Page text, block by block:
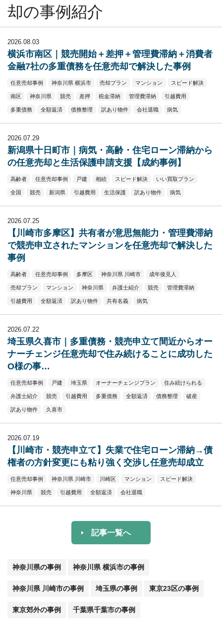
却の事例紹介
2026.08.03
横浜市南区｜競売開始＋差押＋管理費滞納＋消費者
金融7社の多重債務を任意売却で解決した事例
任意売却事例 神奈川県 横浜市 売却プラン マンション スピード解決
南区 神奈川県 競売 差押 税金滞納 管理費滞納 引越費用
多重債務 全額返済 債務整理 訳あり物件 会社退職 病気
2026.07.29
新潟県十日町市｜病気・高齢・住宅ローン滞納から
の任意売却と生活保護申請支援【成約事例】
高齢者 任意売却事例 戸建 相続 スピード解決 いい買取プラン
全国 競売 新潟県 引越費用 生活保護 訳あり物件 病気
2026.07.25
【川崎市多摩区】共有者が意思無能力・管理費滞納
で競売申立されたマンションを任意売却で解決した
事例
高齢者 任意売却事例 多摩区 神奈川県 川崎市 成年後見人
売却プラン マンション 神奈川県 弁護士紹介 競売 管理費滞納
引越費用 全額返済 訳あり物件 共有名義 病気
2026.07.22
埼玉県久喜市｜多重債務・競売申立て間近からオー
ナーチェンジ任意売却で住み続けることに成功した
O様の事…
任意売却事例 戸建 埼玉県 オーナーチェンジプラン 住み続けられる
弁護士紹介 競売 引越費用 多重債務 全額返済 債務整理 破産
訳あり物件 久喜市
2026.07.19
【川崎市・競売申立て】失業で住宅ローン滞納→債
権者の方針変更にも粘り強く交渉し任意売却成立
任意売却事例 神奈川県 川崎市 川崎区 マンション スピード解決
神奈川県 競売 引越費用 全額返済 会社退職
記事一覧へ
神奈川県の事例 神奈川県 横浜市の事例
神奈川県 川崎市の事例 埼玉県の事例 東京23区の事例
東京郊外の事例 千葉県千葉市の事例